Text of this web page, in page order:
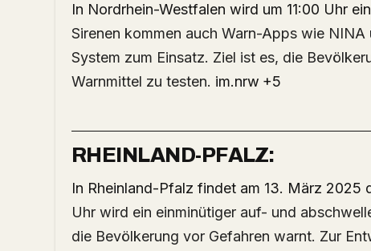
In Nordrhein-Westfalen wird um 11:00 Uhr
Sirenen kommen auch Warn-Apps wie
System zum Einsatz. Ziel ist es, die
Warnmittel zu testen. im.nrw +5
RHEINLAND-PFALZ:
In Rheinland-Pfalz findet am 13. März 2025
Uhr wird ein einminütiger auf- und
die Bevölkerung vor Gefahren warnt. Zur